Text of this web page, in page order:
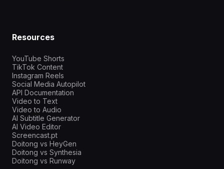
Resources
YouTube Shorts
TikTok Content
Instagram Reels
Social Media Autopilot
API Documentation
Video to Text
Video to Audio
AI Subtitle Generator
AI Video Editor
Screencast.pt
Doitong vs HeyGen
Doitong vs Synthesia
Doitong vs Runway